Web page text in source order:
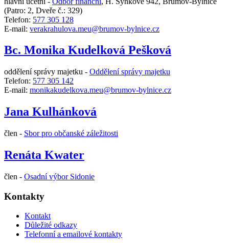
(Patro: 2, Dveře č.: 329)
Telefon: 577 305 128
E-mail: verakrahulova.meu@brumov-bylnice.cz
Bc. Monika Kudelková Pešková
oddělení správy majetku - Oddělení správy majetku
Telefon: 577 305 142
E-mail: monikakudelkova.meu@brumov-bylnice.cz
Jana Kulhánková
člen - Sbor pro občanské záležitosti
Renáta Kwater
člen - Osadní výbor Sidonie
Kontakty
Kontakt
Důležité odkazy
Telefonní a emailové kontakty